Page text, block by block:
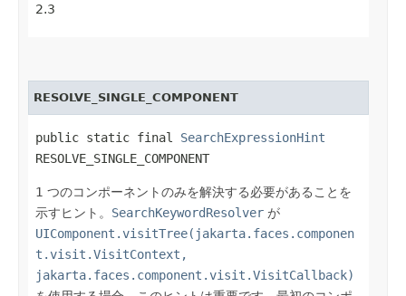
2.3
RESOLVE_SINGLE_COMPONENT
public static final SearchExpressionHint
RESOLVE_SINGLE_COMPONENT
1 つのコンポーネントのみを解決する必要があることを
示すヒント。 SearchKeywordResolver が
UIComponent.visitTree(jakarta.faces.componen
t.visit.VisitContext,
jakarta.faces.component.visit.VisitCallback)